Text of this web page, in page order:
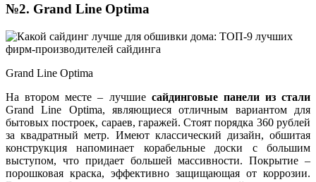
№2. Grand Line Optima
Grand Line Optima
На втором месте – лучшие сайдинговые панели из стали
Grand Line Optima, являющиеся отличным вариантом для
бытовых построек, сараев, гаражей. Стоят порядка 360 рублей
за квадратный метр. Имеют классический дизайн, обшитая
конструкция напоминает корабельные доски с большим
выступом, что придает большей массивности. Покрытие –
порошковая краска, эффективно защищающая от коррозии.